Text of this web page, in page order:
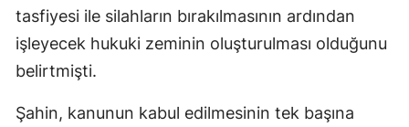
tasfiyesi ile silahların bırakılmasının ardından
işleyecek hukuki zeminin oluşturulması olduğunu
belirtmişti.
Şahin, kanunun kabul edilmesinin tek başına